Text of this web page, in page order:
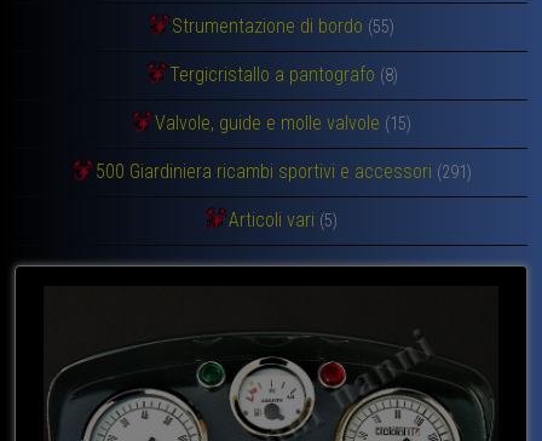
Strumentazione di bordo (55)
Tergicristallo a pantografo (8)
Valvole, guide e molle valvole (15)
500 Giardiniera ricambi sportivi e accessori (291)
Articoli vari (5)